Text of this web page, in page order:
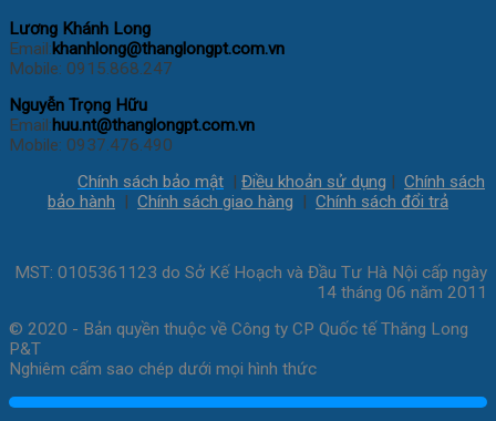
Lương Khánh Long
Email:khanhlong@thanglongpt.com.vn
Mobile: 0915.868.247
Nguyễn Trọng Hữu
Email:huu.nt@thanglongpt.com.vn
Mobile: 0937.476.490
Chính sách bảo mật | Điều khoản sử dụng | Chính sách
bảo hành | Chính sách giao hàng | Chính sách đổi trả
MST: 0105361123 do Sở Kế Hoạch và Đầu Tư Hà Nội cấp ngày
14 tháng 06 năm 2011
© 2020 - Bản quyền thuộc về Công ty CP Quốc tế Thăng Long
P&T
Nghiêm cấm sao chép dưới mọi hình thức